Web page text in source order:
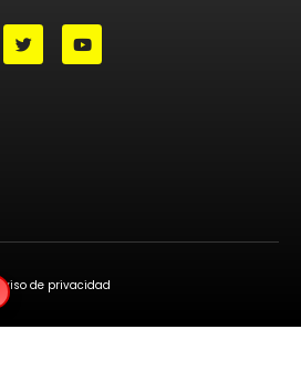
Aviso de privacidad